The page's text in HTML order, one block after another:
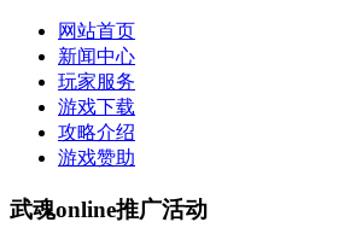
网站首页
新闻中心
玩家服务
游戏下载
攻略介绍
游戏赞助
武魂online推广活动